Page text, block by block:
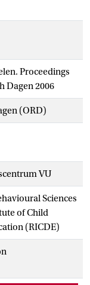
Proceedings
Dagen 2006
(ORD)
VU
Sciences
of Child
(RICDE)